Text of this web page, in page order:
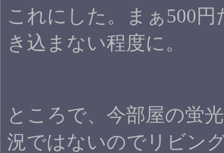
これにした。まぁ500
き込まない程度に。
ところで、今部屋の蛍
況ではないのでリビン